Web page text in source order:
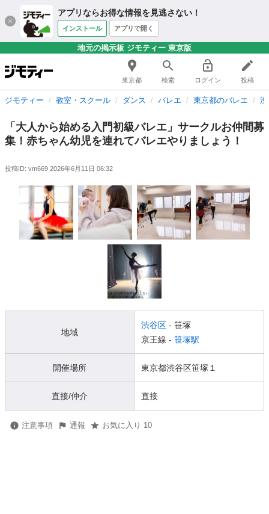
アプリならお得な情報を見逃さない！
インストール アプリで開く
地元の掲示板 ジモティー 東京版
東京都 検索 ログイン 投稿
ジモティー 教室・スクール ダンス バレエ 東京都のバレエ
「大人から始める入門初級バレエ」サークルお仲間募
集！赤ちゃん幼児を連れてバレエやりましょう！
投稿ID: vm669 2026年6月11日 06:32
地域
渋谷区 - 笹塚
京王線 - 笹塚駅
開催場所 東京都渋谷区笹塚１
直接/仲介 直接
注意事項 通報 お気に入り 10